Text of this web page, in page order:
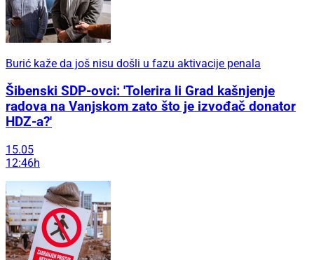
Burić kaže da još nisu došli u fazu aktivacije penala
Šibenski SDP-ovci: 'Tolerira li Grad kašnjenje
radova na Vanjskom zato što je izvođač donator
HDZ-a?'
15.05
12:46h